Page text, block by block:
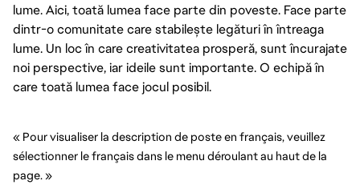
lume. Aici, toată lumea face parte din poveste. Face parte
dintr-o comunitate care stabilește legături în întreaga
lume. Un loc în care creativitatea prosperă, sunt încurajate
noi perspective, iar ideile sunt importante. O echipă în
care toată lumea face jocul posibil.
« Pour visualiser la description de poste en français, veuillez
sélectionner le français dans le menu déroulant au haut de la
page. »